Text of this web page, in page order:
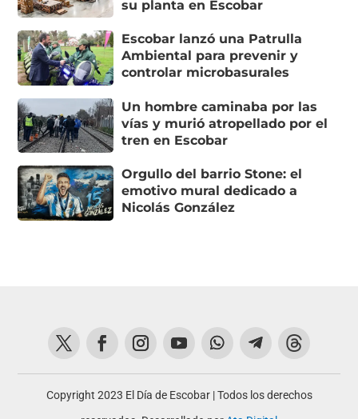
su planta en Escobar
Escobar lanzó una Patrulla
Ambiental para prevenir y
controlar microbasurales
Un hombre caminaba por las
vías y murió atropellado por el
tren en Escobar
Orgullo del barrio Stone: el
emotivo mural dedicado a
Nicolás González
Copyright 2023 El Día de Escobar | Todos los derechos